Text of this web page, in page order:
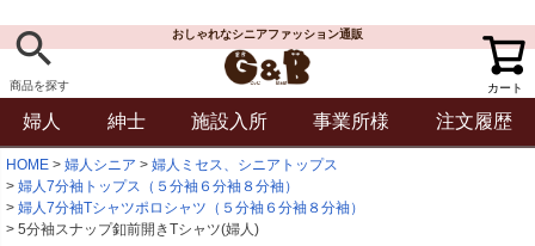
商品を探す
おしゃれなシニアファッション通販
カート
婦人 紳士 施設入所 事業所様 注文履歴
HOME 婦人シニア
婦人ミセス、シニアトップス
婦人7分袖トップス（５分袖６分袖８分袖）
婦人7分袖Tシャツポロシャツ（５分袖６分袖８分袖）
5分袖スナップ釦前開きTシャツ(婦人)